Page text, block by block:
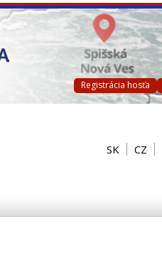
Registrácia hosťa
SK CZ